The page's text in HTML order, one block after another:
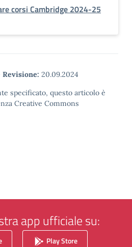
corsi Cambridge 2024-25
Revisione: 20.09.2024
specificato, questo articolo è
Creative Commons
app ufficiale su:
Play Store